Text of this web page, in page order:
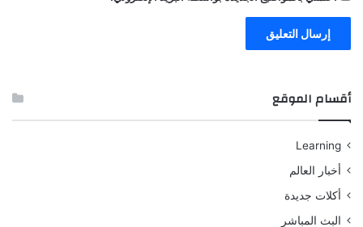
أقسام الموقع
Learning
أخبار العالم
أكلات جديدة
البث المباشر